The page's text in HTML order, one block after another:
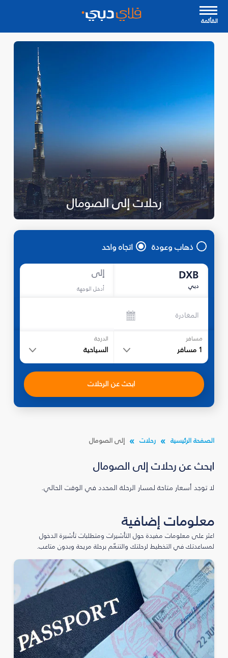
القأئمة
رحلات إلى الصومال
ذهاب وعودة اتجاه واحد
DXB
دبي
إلى
أدخل الوجهة
المغادرة
مسافر
1 مسافر
الدرجة
السياحية
ابحث عن الرحلات
الصفحة الرئيسية رحلات إلى الصومال
ابحث عن رحلات إلى الصومال
لا توجد أسعار متاحة لمسار الرحلة المحدد في الوقت الحالي.
معلومات إضافية
اعثر على معلومات مفيدة حول التأشيرات ومتطلبات تأشيرة الدخول
لمساعدتك في التخطيط لرحلتك والتنعّم برحلة مريحة وبدون متاعب.